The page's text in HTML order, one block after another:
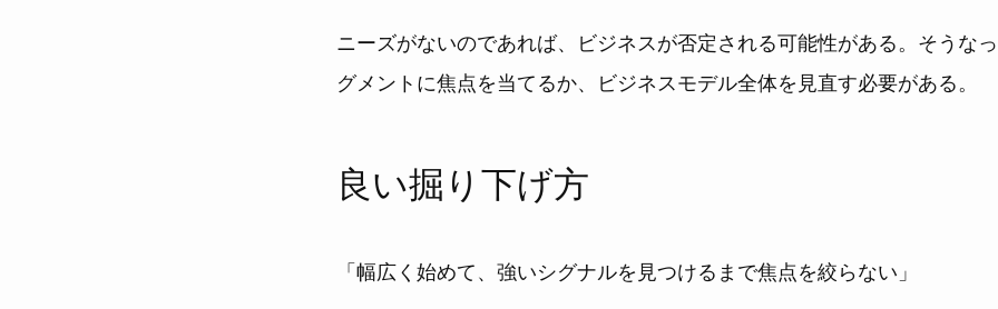
ニーズがないのであれば、ビジネスが否定される可能性がある。そうな
グメントに焦点を当てるか、ビジネスモデル全体を見直す必要がある。
良い掘り下げ方
「幅広く始めて、強いシグナルを見つけるまで焦点を絞らない」